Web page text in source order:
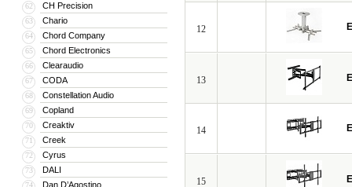
62 CH Precision
63 Chario
64 Chord Company
65 Chord Electronics
66 Clearaudio
67 CODA
68 Constellation Audio
69 Copland
70 Creaktiv
71 Creek
72 Cyrus
73 DALI
74 Dan D’Agostino
12
13
14
15